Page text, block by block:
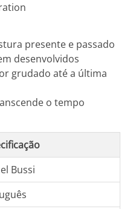
presente e passado
desenvolvidos
grudado até a última
o tempo
Bussi